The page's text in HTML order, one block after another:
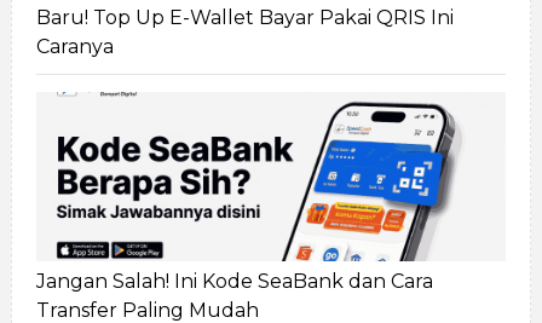
Baru! Top Up E-Wallet Bayar Pakai QRIS Ini
Caranya
Jangan Salah! Ini Kode SeaBank dan Cara
Transfer Paling Mudah